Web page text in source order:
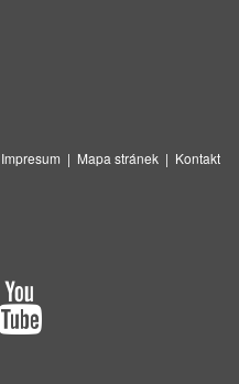
Impresum | Mapa stránek | Kontakt